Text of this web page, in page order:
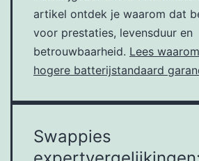
artikel ontdek je waarom dat
voor prestaties, levensduur en
betrouwbaarheid. Lees
hogere batterijstandaard
Swappies